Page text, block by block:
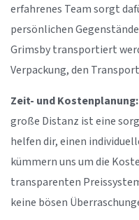
erfahrenes Team sorgt
persönlichen
Grimsby transportiert
Verpackung, den
Zeit- und Kostenplanung:
große Distanz ist eine
helfen dir, einen
kümmern uns um die
transparenten
keine bösen